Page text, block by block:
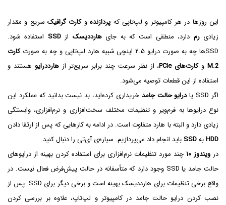
این روزها در هر کامپیوتر و لپ‌تاپی که پردازندهوکارت گرافیکسریع و مقدار
زیادیرم دارد، منطقی است که به جایهارددیسک ازSSD استفاده شود.
SSD‌ها چه به صورت درایو ۲.۵ اینچی شبیه هارد لپ‌تاپی و چه به صورت
کارت
M.2وکارت‌های PCIe ، از نظر سرعت چند برابر سریع‌تر ازهارددرایو هستند و
استفاده از این قطعات توصیه می‌شود.
اگر SSD یا
درایو حالت جامد خریداری کرده‌اید، بد نیست بدانید که عملکرد این
نوع درایوها به فرم‌ویر و تنظیمات مختلف سخت‌افزاری و نرم‌افزاری، وابستگی
زیادی دارد و البته با هارد متفاوت است. در ادامه به کارهایی که پس از ارتقا دادن
HDDبهSSD باید انجام داد می‌پردازیم. سیاره‌ی آی‌تی را دنبال کنید.
در ویندوز ۱۰
چند مورد تنظیمات نرم‌افزاری برای استفاده کردن بهینه از درایوهای
حالت جامد یا SSD وجود دارد که متأسفانه در حالت پیش‌فرض فعال نیست. در
واقع برخی تنظیمات برای هارددیسک بهینه است و برخی دیگر برای SSD. پس از
نصب کردن درایو حالت جامد در کامپیوتر و لپ‌تاپ، علاوه بر بررسی کردن